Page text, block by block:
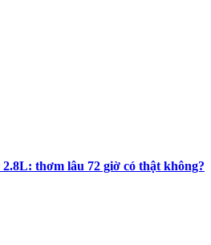
thơm lâu 72 giờ có thật không?